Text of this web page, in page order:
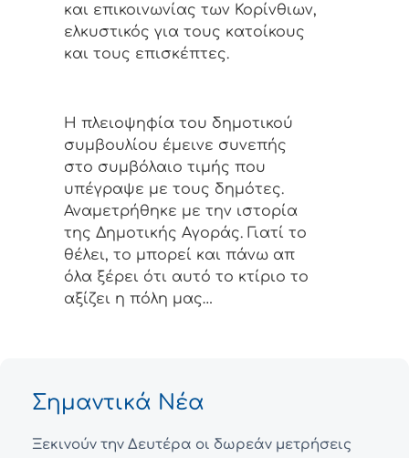
και επικοινωνίας των Κορίνθιων,
ελκυστικός για τους κατοίκους
και τους επισκέπτες.
Η πλειοψηφία του δημοτικού
συμβουλίου έμεινε συνεπής
στο συμβόλαιο τιμής που
υπέγραψε με τους δημότες.
Αναμετρήθηκε με την ιστορία
της Δημοτικής Αγοράς. Γιατί το
θέλει, το μπορεί και πάνω απ
όλα ξέρει ότι αυτό το κτίριο το
αξίζει η πόλη μας…
Σημαντικά Νέα
Ξεκινούν την Δευτέρα οι δωρεάν μετρήσεις